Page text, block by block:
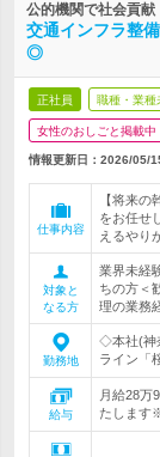
公的機関で社会貢献
交通インフラ整
◎
正社員 職種・業種
女性のおしごと掲載中
情報更新日：2026/05/
仕事内容
【将来
をお任せ
えるやり
対象と
なる方
業界未経
ちの方＜
理の業務
勤務地
◇本社(神
ライン「
給与
月給28万
たします